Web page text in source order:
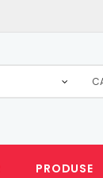
PRODUSE